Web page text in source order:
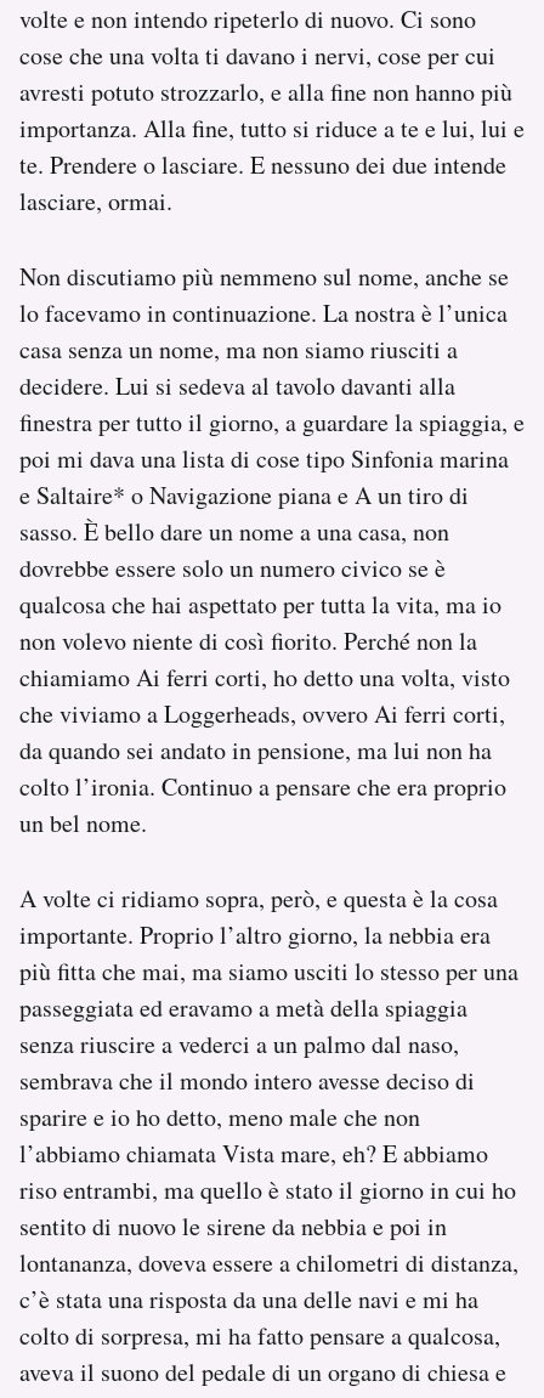
volte e non intendo ripeterlo di nuovo. Ci sono
cose che una volta ti davano i nervi, cose per cui
avresti potuto strozzarlo, e alla fine non hanno più
importanza. Alla fine, tutto si riduce a te e lui, lui e
te. Prendere o lasciare. E nessuno dei due intende
lasciare, ormai.
Non discutiamo più nemmeno sul nome, anche se
lo facevamo in continuazione. La nostra è l’unica
casa senza un nome, ma non siamo riusciti a
decidere. Lui si sedeva al tavolo davanti alla
finestra per tutto il giorno, a guardare la spiaggia, e
poi mi dava una lista di cose tipo Sinfonia marina
e Saltaire* o Navigazione piana e A un tiro di
sasso. È bello dare un nome a una casa, non
dovrebbe essere solo un numero civico se è
qualcosa che hai aspettato per tutta la vita, ma io
non volevo niente di così fiorito. Perché non la
chiamiamo Ai ferri corti, ho detto una volta, visto
che viviamo a Loggerheads, ovvero Ai ferri corti,
da quando sei andato in pensione, ma lui non ha
colto l’ironia. Continuo a pensare che era proprio
un bel nome.
A volte ci ridiamo sopra, però, e questa è la cosa
importante. Proprio l’altro giorno, la nebbia era
più fitta che mai, ma siamo usciti lo stesso per una
passeggiata ed eravamo a metà della spiaggia
senza riuscire a vederci a un palmo dal naso,
sembrava che il mondo intero avesse deciso di
sparire e io ho detto, meno male che non
l’abbiamo chiamata Vista mare, eh? E abbiamo
riso entrambi, ma quello è stato il giorno in cui ho
sentito di nuovo le sirene da nebbia e poi in
lontananza, doveva essere a chilometri di distanza,
c’è stata una risposta da una delle navi e mi ha
colto di sorpresa, mi ha fatto pensare a qualcosa,
aveva il suono del pedale di un organo di chiesa e